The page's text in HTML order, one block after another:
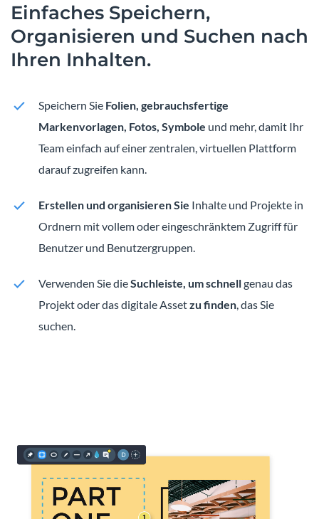
Einfaches Speichern,
Organisieren und Suchen nach
Ihren Inhalten.
Speichern Sie Folien, gebrauchsfertige
Markenvorlagen, Fotos, Symbole und mehr, damit Ihr
Team einfach auf einer zentralen, virtuellen Plattform
darauf zugreifen kann.
Erstellen und organisieren Sie Inhalte und Projekte in
Ordnern mit vollem oder eingeschränktem Zugriff für
Benutzer und Benutzergruppen.
Verwenden Sie dieSuchleiste, um schnellgenau das
Projekt oder das digitale Assetzu finden , das Sie
suchen.